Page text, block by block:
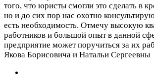
того, что юристы смогли это сделать в
но и до сих пор нас охотно
есть необходимость. Отмечу высокую
работников и большой опыт в данной
предприятие может поручиться за их
Якова Борисовича и Натальи Сергеевны